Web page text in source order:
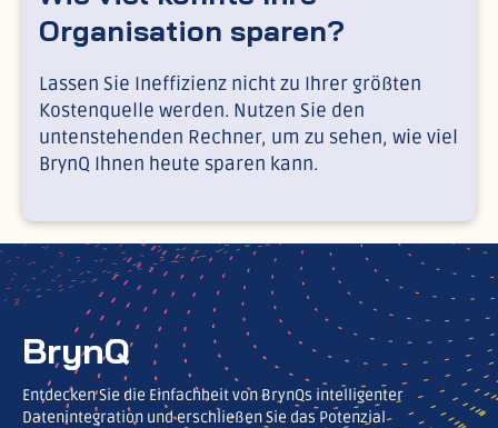
Organisation sparen?
Lassen Sie Ineffizienz nicht zu Ihrer größten
Kostenquelle werden. Nutzen Sie den
untenstehenden Rechner, um zu sehen, wie viel
BrynQ Ihnen heute sparen kann.
BrynQ
Entdecken Sie die Einfachheit von BrynQs intelligenter
Datenintegration und erschließen Sie das Potenzial